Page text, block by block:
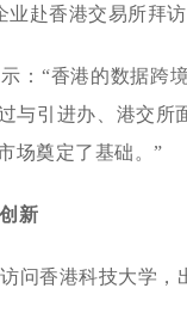
业赴香港交易所拜
： “香港的数据跨
与引进办、港交
场奠定了基础。”
新
问香港科技大学